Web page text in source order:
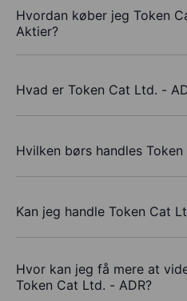
Hvordan køber jeg Token
Aktier?
Hvad er Token Cat Ltd. -
Hvilken børs handles
Kan jeg handle Token Cat
Hvor kan jeg få mere at
Token Cat Ltd. - ADR?